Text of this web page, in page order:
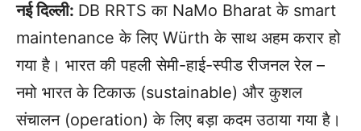
नई दिल्ली: DB RRTS का NaMo Bharat के smart
maintenance के लिए Würth के साथ अहम करार हो
गया है। भारत की पहली सेमी-हाई-स्पीड रीजनल रेल –
नमो भारत के टिकाऊ (sustainable) और कुशल
संचालन (operation) के लिए बड़ा कदम उठाया गया है।